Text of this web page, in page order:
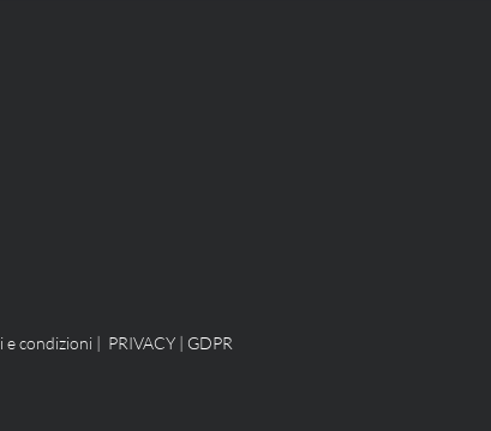
e condizioni | PRIVACY | GDPR